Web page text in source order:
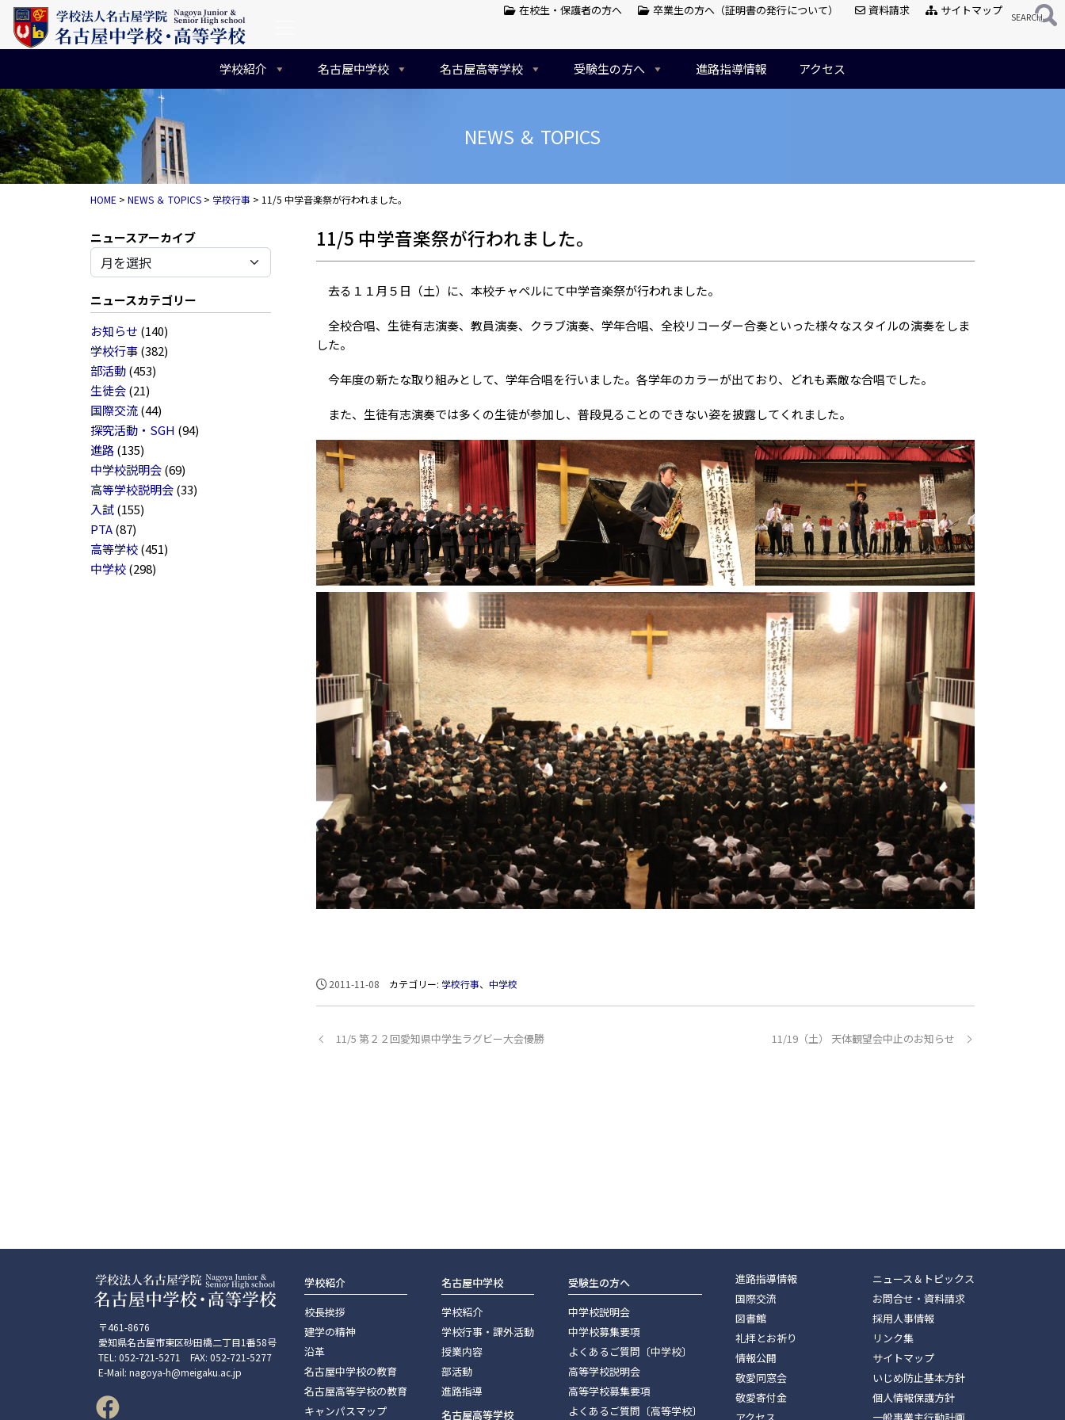
コンテンツへスキップ
メインナビゲーション
学校紹介 名古屋中学校 名古屋高等学校 受験生の方へ 進路指導情報 アクセス
在校生・保護者の方へ 卒業生の方へ（証明書の発行について） 資料請求 サイトマップ
NEWS ＆ TOPICS
HOME > NEWS ＆ TOPICS > 学校行事 > 11/5 中学音楽祭が行われました。
アーカイブ
ニュースカテゴリー
お知らせ (140)
学校行事(382)
部活動(453)
生徒会(21)
国際交流(44)
探究活動・SGH (94)
進路(135)
中学校説明会(69)
高等学校説明会(33)
入試(155)
PTA(87)
高等学校(451)
中学校(298)
11/5 中学音楽祭が行われました。
去る１１月５日（土）に、本校チャペルにて中学音楽祭が行われました。
全校合唱、生徒有志演奏、教員演奏、クラブ演奏、学年合唱、全校リコーダー合奏といった様々なスタイルの演奏をしま
した。
今年度の新たな取り組みとして、学年合唱を行いました。各学年のカラーが出ており、どれも素敵な合唱でした。
また、生徒有志演奏では多くの生徒が参加し、普段見ることのできない姿を披露してくれました。
2011-11-08 カテゴリー: 学校行事、 中学校
11/5 第２２回愛知県中学生ラグビー大会優勝 11/19（土） 天体観望会中止のお知らせ
〒461-8676
愛知県名古屋市東区砂田橋二丁目1番58号
TEL: 052-721-5271 FAX: 052-721-5277
E-Mail: nagoya-h@meigaku.ac.jp
学校紹介
校長挨拶
建学の精神
沿革
名古屋中学校の教育
名古屋高等学校の教育
キャンパスマップ
名古屋中学校
学校紹介
学校行事・課外活動
授業内容
部活動
進路指導
名古屋高等学校
受験生の方へ
中学校説明会
中学校募集要項
よくあるご質問〔中学校〕
高等学校説明会
高等学校募集要項
よくあるご質問〔高等学校〕
進路指導情報
国際交流
図書館
礼拝とお祈り
情報公開
敬愛同窓会
敬愛寄付金
ニュース＆トピックス
お問合せ・資料請求
採用人事情報
リンク集
サイトマップ
いじめ防止基本方針
個人情報保護方針